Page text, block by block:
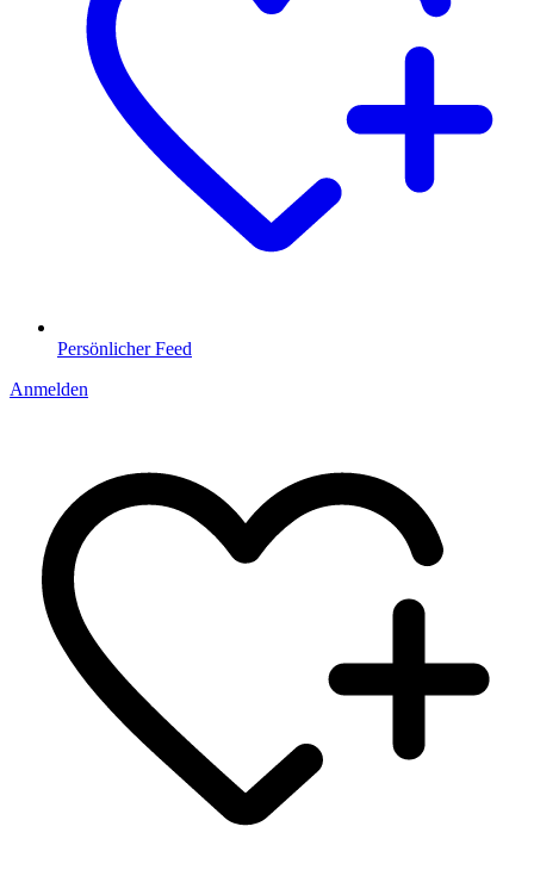
Persönlicher Feed
Anmelden